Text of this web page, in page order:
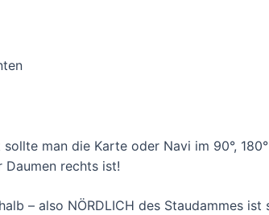
sollte man die Karte oder Navi im 90°,
rechts ist!
– also NÖRDLICH des Staudammes